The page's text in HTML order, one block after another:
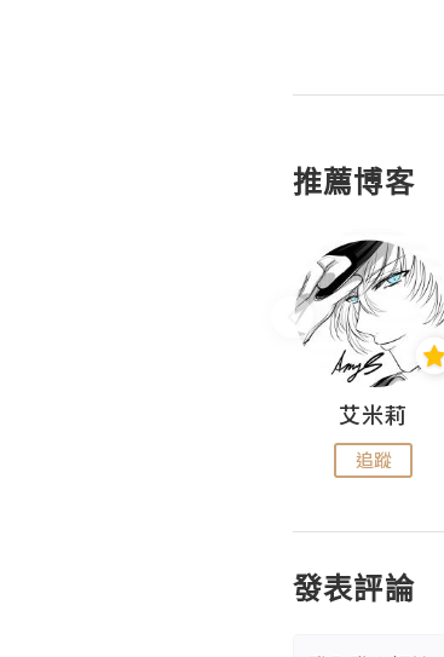
推薦博客
艾米莉
追蹤
發表評論